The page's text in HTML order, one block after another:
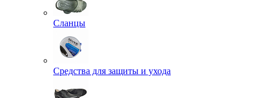
Сланцы
Средства для защиты и ухода